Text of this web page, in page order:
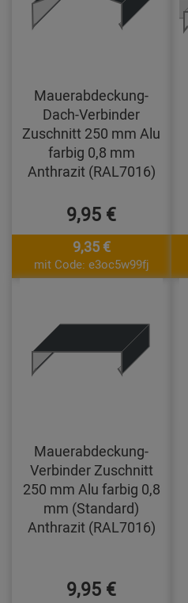
Mauerabdeckung-
Dach-Verbinder
Zuschnitt 250 mm Alu
farbig 0,8 mm
Anthrazit (RAL7016)
9,95 €
9,35 €
mit Code: e3oc5w99fj
Mauerabdeckung-
Verbinder Zuschnitt
250 mm Alu farbig 0,8
mm (Standard)
Anthrazit (RAL7016)
9,95 €